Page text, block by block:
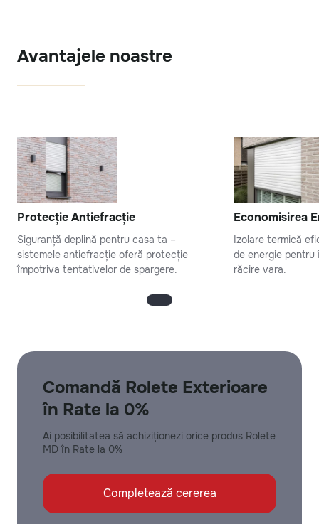
Avantajele noastre
Protecție Antiefracție
Siguranță deplină pentru casa ta –
sistemele antiefracție oferă protecție
împotriva tentativelor de spargere.
Economisirea
Izolare termică
de energie pentru
răcire vara.
Comandă Rolete Exterioare
în Rate la 0%
Ai posibilitatea să achiziționezi orice produs Rolete
MD în Rate la 0%
Completează cererea